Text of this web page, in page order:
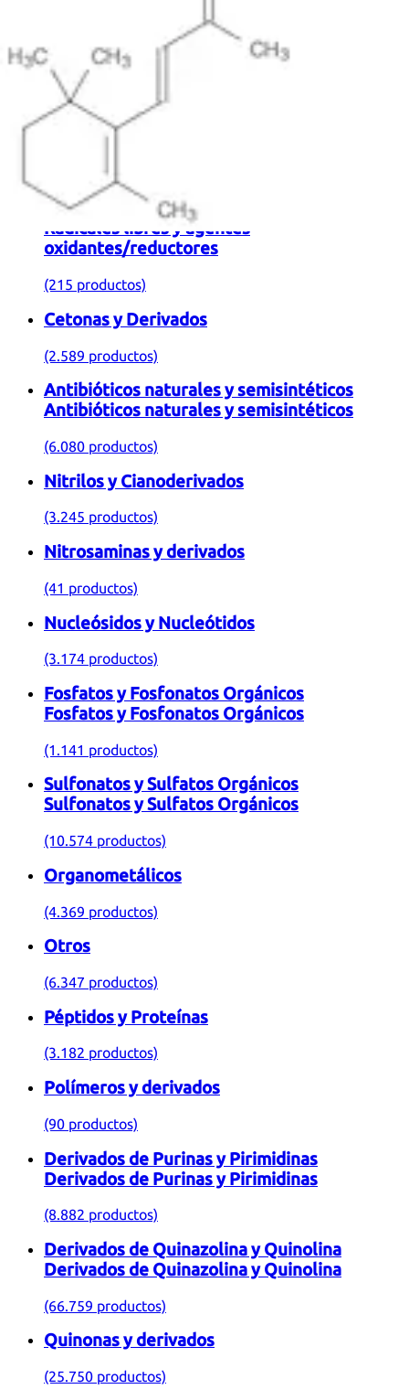
Ácidos Grasos y Derivados Lipídicos
Ácidos Grasos y Derivados Lipídicos
(34.054 productos)
Flavonoides y Polifenoles
Radicales libres y agentes
oxidantes/reductores
Radicales libres y agentes
oxidantes/reductores
(215 productos)
Cetonas y Derivados
(2.589 productos)
Antibióticos naturales y semisintéticos
Antibióticos naturales y semisintéticos
(6.080 productos)
Nitrilos y Cianoderivados
(3.245 productos)
Nitrosaminas y derivados
(41 productos)
Nucleósidos y Nucleótidos
(3.174 productos)
Fosfatos y Fosfonatos Orgánicos
Fosfatos y Fosfonatos Orgánicos
(1.141 productos)
Sulfonatos y Sulfatos Orgánicos
Sulfonatos y Sulfatos Orgánicos
(10.574 productos)
Organometálicos
(4.369 productos)
Otros
(6.347 productos)
Péptidos y Proteínas
(3.182 productos)
Polímeros y derivados
(90 productos)
Derivados de Purinas y Pirimidinas
Derivados de Purinas y Pirimidinas
(8.882 productos)
Derivados de Quinazolina y Quinolina
Derivados de Quinazolina y Quinolina
(66.759 productos)
Quinonas y derivados
(25.750 productos)